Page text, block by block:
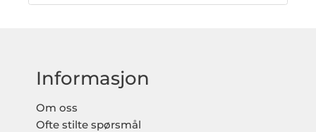
Informasjon
Om oss
Ofte stilte spørsmål